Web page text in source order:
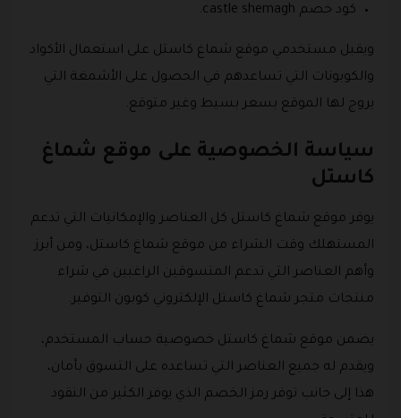
كود خصم castle shemagh.
ويقبل مستخدمي موقع شماغ كاستل على استعمال الأكواد
والكوبونات التي تساعدهم في الحصول على الأشمغة التي
يروج لها الموقع بسعر بسيط وغير متوقع.
سياسة الخصوصية على موقع شماغ
كاستل
يوفر موقع شماغ كاستل كل العناصر والإمكانيات التي تدعم
المستهلك وقت الشراء من موقع شماغ كاستل، ومن أبرز
وأهم العناصر التي تدعم المتسوقين الراغبين في شراء
منتجات متجر شماغ كاستل الإلكتروني كوبون التوفير.
يضمن موقع شماغ كاستل خصوصية حساب المستخدم،
ويقدم له جميع العناصر التي تساعده على التسوق بأمان،
هذا إلى جانب توفر رمز الخصم الذي يوفر الكثير من النقود